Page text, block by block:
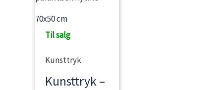
Til salg
Kunsttryk
Kunsttryk –